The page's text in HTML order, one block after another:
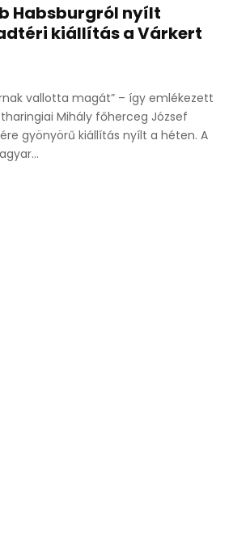
Habsburgról nyílt
kiállítás a Várkert
vallotta magát” – így emlékezett
Mihály főherceg József
gyönyörű kiállítás nyílt a héten. A